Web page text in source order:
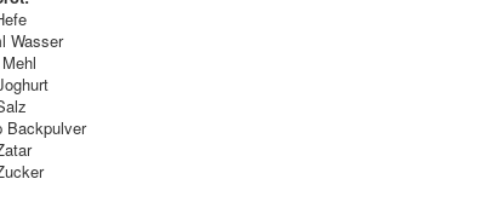
Wasser
Backpulver